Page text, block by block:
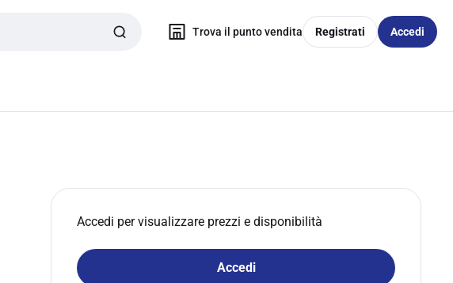
Trova il punto vendita Registrati Accedi
Accedi per visualizzare prezzi e disponibilità
Accedi